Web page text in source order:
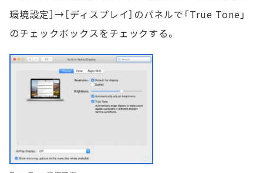
環境設定］→［ディスプレイ］のパネルで「True Tone」
のチェックボックスをチェックする。